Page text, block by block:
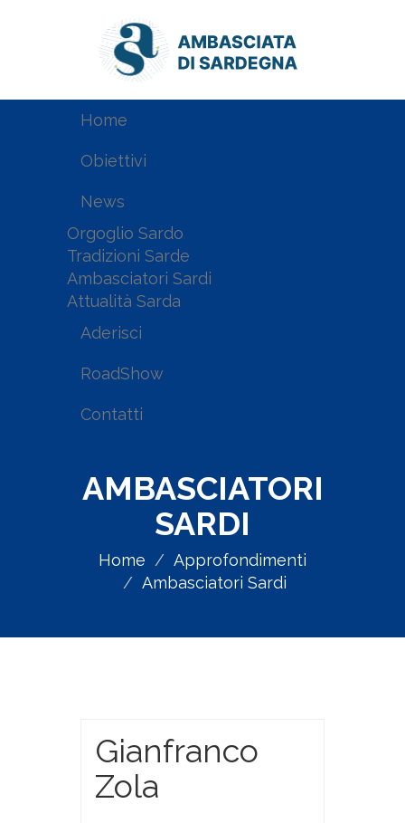
Home
Obiettivi
News
Orgoglio Sardo
Tradizioni Sarde
Ambasciatori Sardi
Attualità Sarda
Aderisci
RoadShow
Contatti
AMBASCIATORI
SARDI
Home
Approfondimenti
Ambasciatori Sardi
Gianfranco
Zola